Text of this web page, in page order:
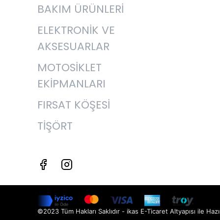
BAKIM ÜRÜNLERİ
ELEKTRONİK VE
AKSESUARLAR
MOTOSİKLET
EKİPMANLARI
FIRSAT KÖŞESİ
TİŞÖRT
©2023 Tüm Hakları Saklıdır - ikas E-Ticaret Altyapısı ile